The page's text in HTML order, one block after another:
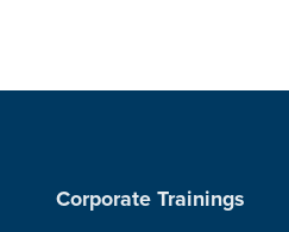
Corporate Trainings